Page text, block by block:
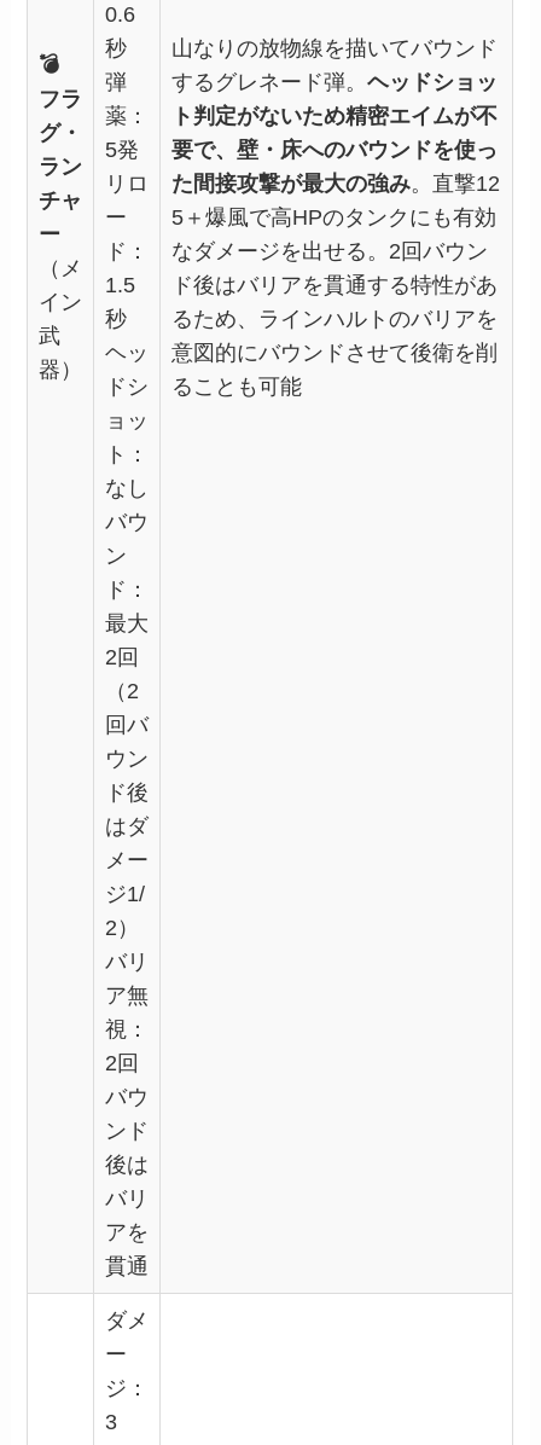
💣
フラ
グ・
ラン
チャ
ー
（メ
イン
武
器）
0.6
秒
弾
薬：
5発
リロ
ー
ド：
1.5
秒
ヘッ
ドシ
ョッ
ト：
なし
バウ
ン
ド：
最大
2回
（2
回バ
ウン
ド後
はダ
メー
ジ1/
2）
バリ
ア無
視：
2回
バウ
ンド
後は
バリ
アを
貫通
山なりの放物線を描いてバウンド
するグレネード弾。ヘッドショッ
ト判定がないため精密エイムが不
要で、壁・床へのバウンドを使っ
た間接攻撃が最大の強み。直撃12
5＋爆風で高HPのタンクにも有効
なダメージを出せる。2回バウン
ド後はバリアを貫通する特性があ
るため、ラインハルトのバリアを
意図的にバウンドさせて後衛を削
ることも可能
ダメ
ー
ジ：
3